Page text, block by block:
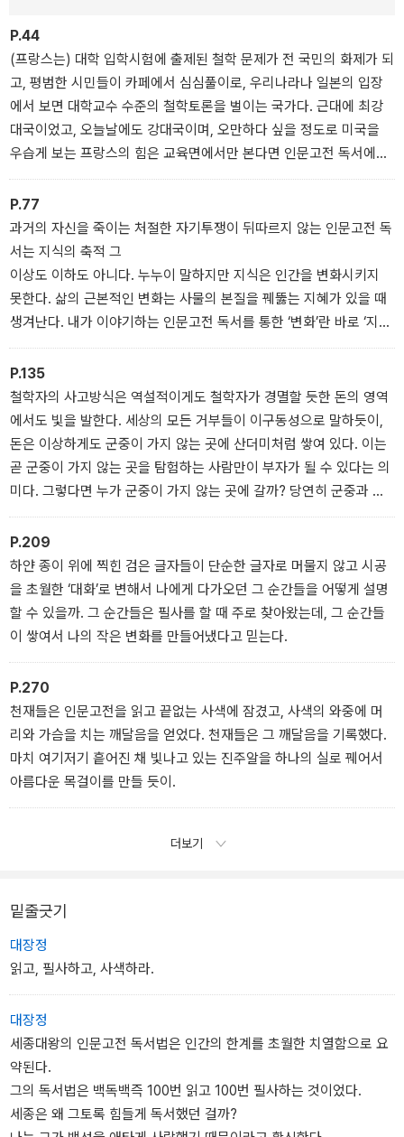
P.44
(프랑스는) 대학 입학시험에 출제된 철학 문제가 전 국민의 화제가 되
고, 평범한 시민들이 카페에서 심심풀이로, 우리나라나 일본의 입장
에서 보면 대학교수 수준의 철학토론을 벌이는 국가다. 근대에 최강
대국이었고, 오늘날에도 강대국이며, 오만하다 싶을 정도로 미국을
우습게 보는 프랑스의 힘은 교육면에서만 본다면 인문고전 독서에서
비롯되었다고 생각하는 게 옳을 것이다.
P.77
과거의 자신을 죽이는 처절한 자기투쟁이 뒤따르지 않는 인문고전 독
서는 지식의 축적 그
이상도 이하도 아니다. 누누이 말하지만 지식은 인간을 변화시키지
못한다. 삶의 근본적인 변화는 사물의 본질을 꿰뚫는 지혜가 있을 때
생겨난다. 내가 이야기하는 인문고전 독서를 통한 ‘변화’란 바로 ‘지
혜’를 갖는 것이다.
P.135
철학자의 사고방식은 역설적이게도 철학자가 경멸할 듯한 돈의 영역
에서도 빛을 발한다. 세상의 모든 거부들이 이구동성으로 말하듯이,
돈은 이상하게도 군중이 가지 않는 곳에 산더미처럼 쌓여 있다. 이는
곧 군중이 가지 않는 곳을 탐험하는 사람만이 부자가 될 수 있다는 의
미다. 그렇다면 누가 군중이 가지 않는 곳에 갈까? 당연히 군중과 다
르게 생각하는 사람이다. 그래서 철학자의 사고방식을 가진 사람만이
부자가 될 수 있는 것이다.
P.209
하얀 종이 위에 찍힌 검은 글자들이 단순한 글자로 머물지 않고 시공
을 초월한 ‘대화’로 변해서 나에게 다가오던 그 순간들을 어떻게 설명
할 수 있을까. 그 순간들은 필사를 할 때 주로 찾아왔는데, 그 순간들
이 쌓여서 나의 작은 변화를 만들어냈다고 믿는다.
P.270
천재들은 인문고전을 읽고 끝없는 사색에 잠겼고, 사색의 와중에 머
리와 가슴을 치는 깨달음을 얻었다. 천재들은 그 깨달음을 기록했다.
마치 여기저기 흩어진 채 빛나고 있는 진주알을 하나의 실로 꿰어서
아름다운 목걸이를 만들 듯이.
더보기
밑줄긋기
대장정
읽고, 필사하고, 사색하라.
대장정
세종대왕의 인문고전 독서법은 인간의 한계를 초월한 치열함으로 요
약된다.
그의 독서법은 백독백즉 100번 읽고 100번 필사하는 것이었다.
세종은 왜 그토록 힘들게 독서했던 걸까?